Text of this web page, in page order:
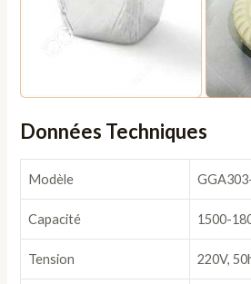
Données Techniques
Modèle
Capacité 1500-
Tension 220V,